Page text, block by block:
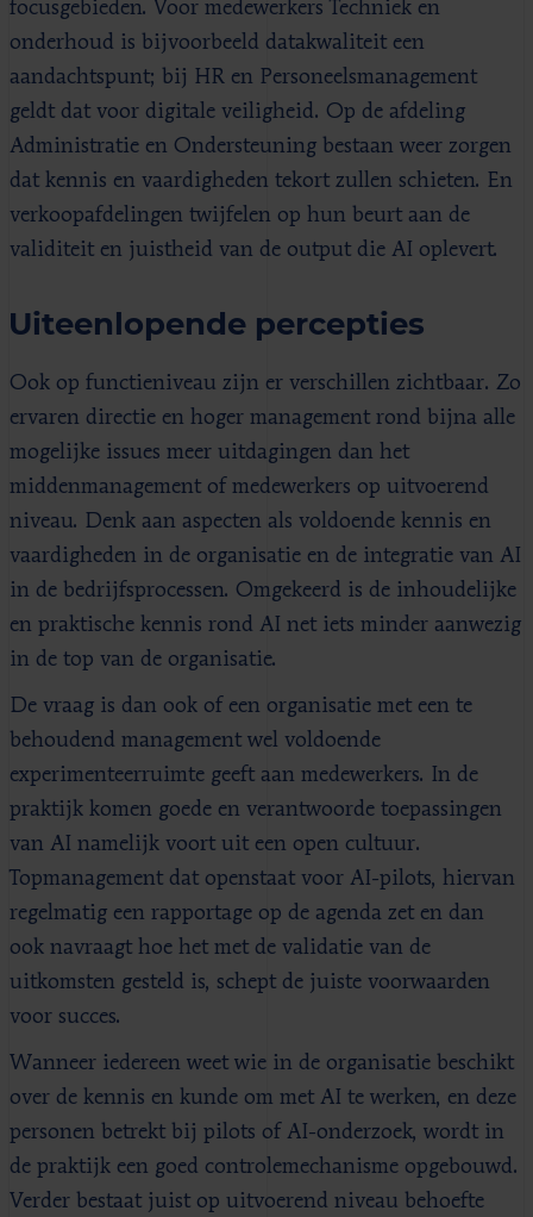
focusgebieden. Voor medewerkers Techniek en
onderhoud is bijvoorbeeld datakwaliteit een
aandachtspunt; bij HR en Personeelsmanagement
geldt dat voor digitale veiligheid. Op de afdeling
Administratie en Ondersteuning bestaan weer zorgen
dat kennis en vaardigheden tekort zullen schieten. En
verkoopafdelingen twijfelen op hun beurt aan de
validiteit en juistheid van de output die AI oplevert.
Uiteenlopende percepties
Ook op functieniveau zijn er verschillen zichtbaar. Zo
ervaren directie en hoger management rond bijna alle
mogelijke issues meer uitdagingen dan het
middenmanagement of medewerkers op uitvoerend
niveau. Denk aan aspecten als voldoende kennis en
vaardigheden in de organisatie en de integratie van AI
in de bedrijfsprocessen. Omgekeerd is de inhoudelijke
en praktische kennis rond AI net iets minder aanwezig
in de top van de organisatie.
De vraag is dan ook of een organisatie met een te
behoudend management wel voldoende
experimenteerruimte geeft aan medewerkers. In de
praktijk komen goede en verantwoorde toepassingen
van AI namelijk voort uit een open cultuur.
Topmanagement dat openstaat voor AI-pilots, hiervan
regelmatig een rapportage op de agenda zet en dan
ook navraagt hoe het met de validatie van de
uitkomsten gesteld is, schept de juiste voorwaarden
voor succes.
Wanneer iedereen weet wie in de organisatie beschikt
over de kennis en kunde om met AI te werken, en deze
personen betrekt bij pilots of AI-onderzoek, wordt in
de praktijk een goed controlemechanisme opgebouwd.
Verder bestaat juist op uitvoerend niveau behoefte